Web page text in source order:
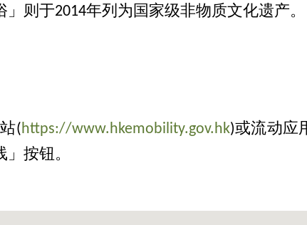
」则于2014年列为国家级非物质文化遗产。
(https://www.hkemobility.gov.hk)或流动应
按钮。